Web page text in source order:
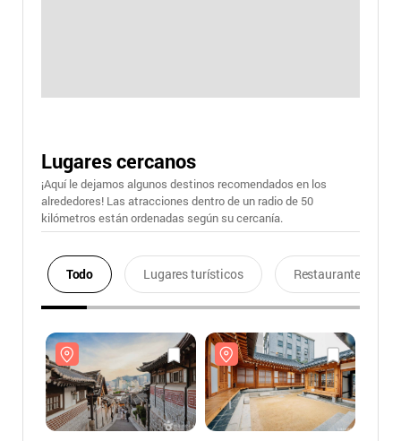
Lugares cercanos
¡Aquí le dejamos algunos destinos recomendados en los
alrededores! Las atracciones dentro de un radio de 50
kilómetros están ordenadas según su cercanía.
Todo Lugares turísticos Restaurantes